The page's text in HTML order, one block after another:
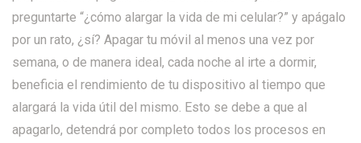
preguntarte “¿cómo alargar la vida de mi celular?” y apágalo
por un rato, ¿sí? Apagar tu móvil al menos una vez por
semana, o de manera ideal, cada noche al irte a dormir,
beneficia el rendimiento de tu dispositivo al tiempo que
alargará la vida útil del mismo. Esto se debe a que al
apagarlo, detendrá por completo todos los procesos en